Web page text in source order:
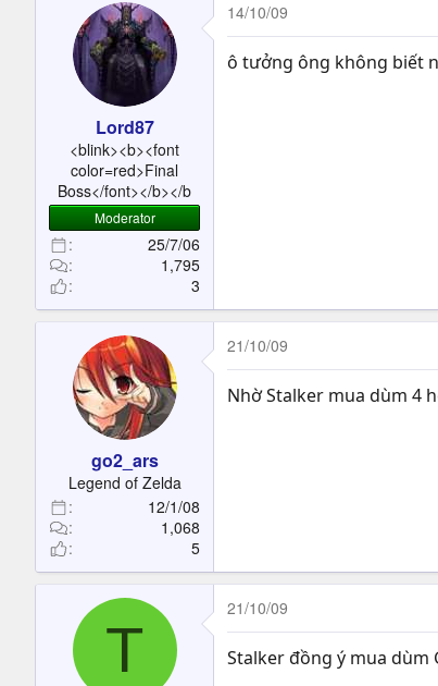
Lord87
<blink><b><font
color=red>Final
Boss</font></b></b
Moderator
25/7/06
1,795
3
14/10/09
ô tưởng ông không biết
go2_ars
Legend of Zelda
12/1/08
1,068
5
21/10/09
Nhờ Stalker mua dùm 4
T
21/10/09
Stalker đồng ý mua dùm